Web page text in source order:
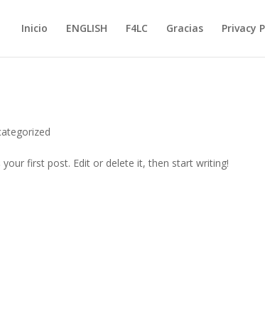
Inicio ENGLISH F4LC Gracias Privacy
first post. Edit or delete it, then start writing!